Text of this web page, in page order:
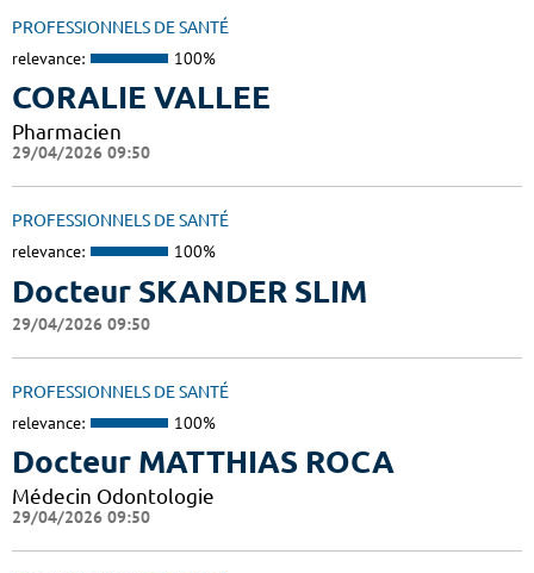
PROFESSIONNELS DE SANTÉ
relevance: 100%
CORALIE VALLEE
Pharmacien
29/04/2026 09:50
PROFESSIONNELS DE SANTÉ
relevance: 100%
Docteur SKANDER SLIM
29/04/2026 09:50
PROFESSIONNELS DE SANTÉ
relevance: 100%
Docteur MATTHIAS ROCA
Médecin Odontologie
29/04/2026 09:50